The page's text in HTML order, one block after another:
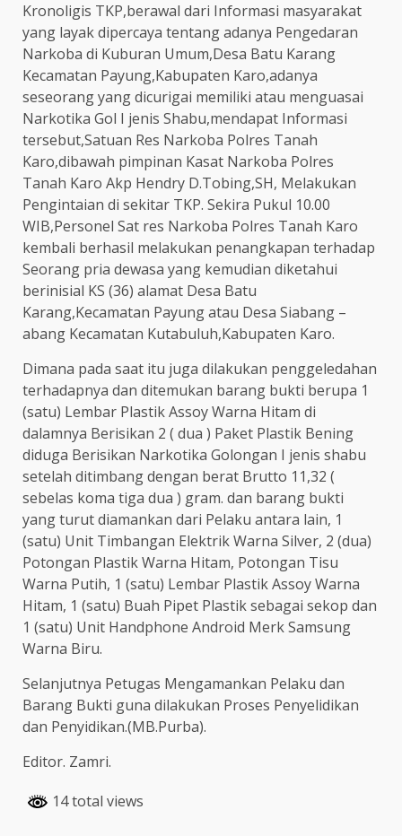
Kronoligis TKP,berawal dari Informasi masyarakat
yang layak dipercaya tentang adanya Pengedaran
Narkoba di Kuburan Umum,Desa Batu Karang
Kecamatan Payung,Kabupaten Karo,adanya
seseorang yang dicurigai memiliki atau menguasai
Narkotika Gol I jenis Shabu,mendapat Informasi
tersebut,Satuan Res Narkoba Polres Tanah
Karo,dibawah pimpinan Kasat Narkoba Polres
Tanah Karo Akp Hendry D.Tobing,SH, Melakukan
Pengintaian di sekitar TKP. Sekira Pukul 10.00
WIB,Personel Sat res Narkoba Polres Tanah Karo
kembali berhasil melakukan penangkapan terhadap
Seorang pria dewasa yang kemudian diketahui
berinisial KS (36) alamat Desa Batu
Karang,Kecamatan Payung atau Desa Siabang –
abang Kecamatan Kutabuluh,Kabupaten Karo.
Dimana pada saat itu juga dilakukan penggeledahan
terhadapnya dan ditemukan barang bukti berupa 1
(satu) Lembar Plastik Assoy Warna Hitam di
dalamnya Berisikan 2 ( dua ) Paket Plastik Bening
diduga Berisikan Narkotika Golongan I jenis shabu
setelah ditimbang dengan berat Brutto 11,32 (
sebelas koma tiga dua ) gram. dan barang bukti
yang turut diamankan dari Pelaku antara lain, 1
(satu) Unit Timbangan Elektrik Warna Silver, 2 (dua)
Potongan Plastik Warna Hitam, Potongan Tisu
Warna Putih, 1 (satu) Lembar Plastik Assoy Warna
Hitam, 1 (satu) Buah Pipet Plastik sebagai sekop dan
1 (satu) Unit Handphone Android Merk Samsung
Warna Biru.
Selanjutnya Petugas Mengamankan Pelaku dan
Barang Bukti guna dilakukan Proses Penyelidikan
dan Penyidikan.(MB.Purba).
Editor. Zamri.
14 total views